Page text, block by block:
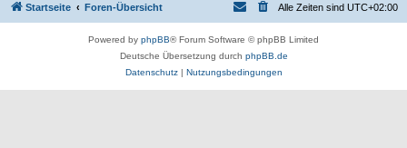
Startseite Foren-Übersicht Alle Zeiten sind UTC+02:00
Powered by phpBB® Forum Software © phpBB Limited
Deutsche Übersetzung durch phpBB.de
Datenschutz| Nutzungsbedingungen